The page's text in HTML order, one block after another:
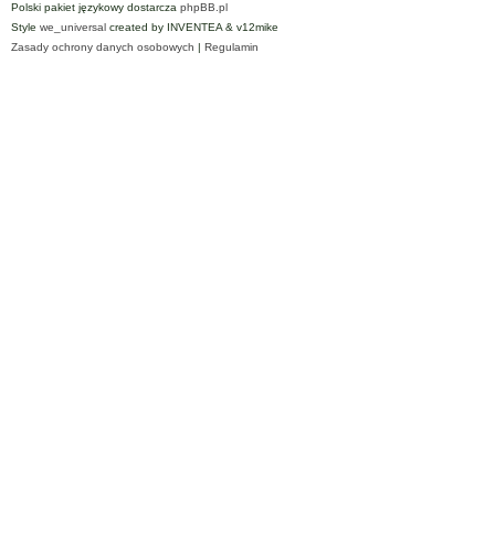
Polski pakiet językowy dostarcza phpBB.pl
Style we_universal created by INVENTEA & v12mike
Zasady ochrony danych osobowych | Regulamin